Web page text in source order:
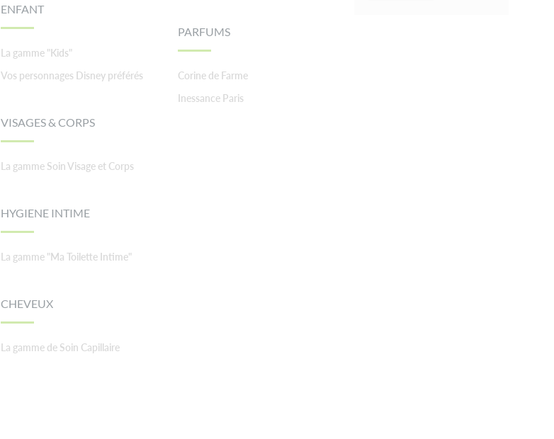
ENFANT
La gamme "Kids"
Vos personnages Disney préférés
VISAGES & CORPS
La gamme Soin Visage et Corps
HYGIENE INTIME
La gamme "Ma Toilette Intime"
CHEVEUX
La gamme de Soin Capillaire
PARFUMS
Corine de Farme
Inessance Paris